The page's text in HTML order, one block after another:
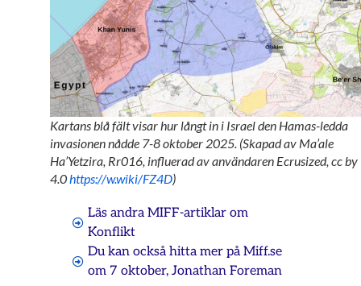
Kartans blå fält visar hur långt in i Israel den Hamas-ledda
invasionen nådde 7-8 oktober 2025. (Skapad av Ma’ale
Ha’Yetzira, Rr016, influerad av användaren Ecrusized, cc by
4.0 https://w.wiki/FZ4D)
Läs andra MIFF-artiklar om
Konflikt
Du kan också hitta mer på Miff.se
om 7 oktober, Jonathan Foreman